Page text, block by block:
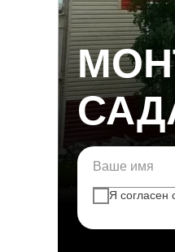
Я согласен